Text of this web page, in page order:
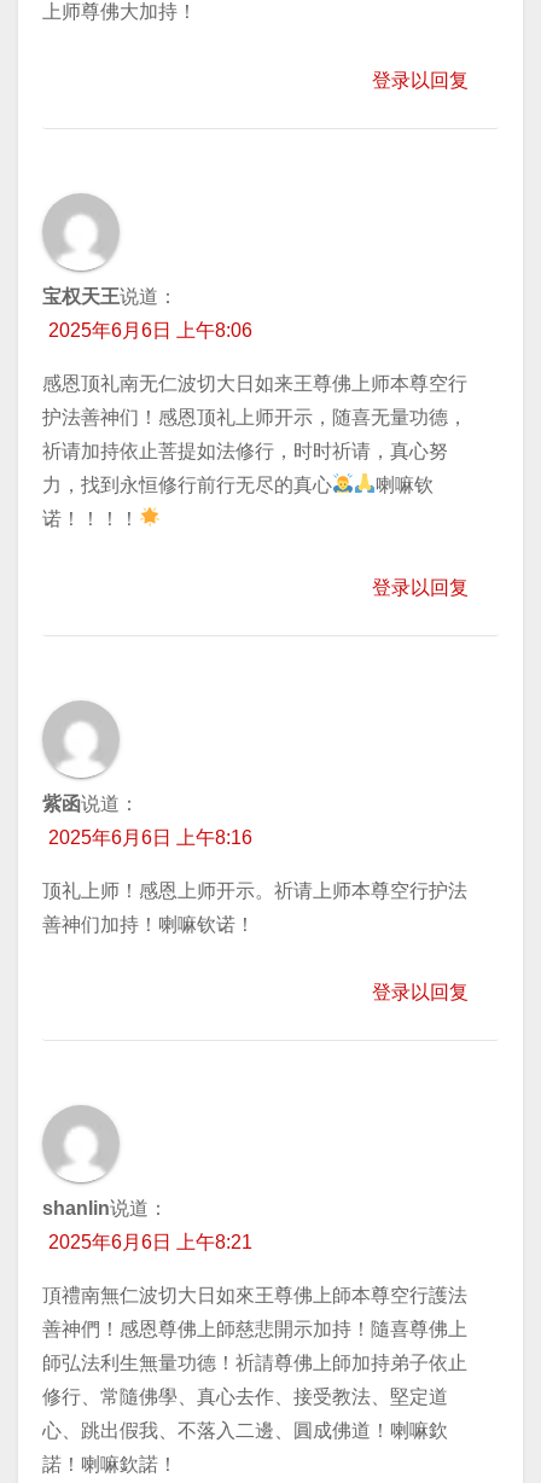
上师尊佛大加持！
登录以回复
宝权天王说道：
2025年6月6日 上午8:06
感恩顶礼南无仁波切大日如来王尊佛上师本尊空行
护法善神们！感恩顶礼上师开示，随喜无量功德，
祈请加持依止菩提如法修行，时时祈请，真心努
力，找到永恒修行前行无尽的真心
喇嘛钦
诺！！！！
登录以回复
紫函说道：
2025年6月6日 上午8:16
顶礼上师！感恩上师开示。祈请上师本尊空行护法
善神们加持！喇嘛钦诺！
登录以回复
shanlin说道：
2025年6月6日 上午8:21
頂禮南無仁波切大日如來王尊佛上師本尊空行護法
善神們！感恩尊佛上師慈悲開示加持！隨喜尊佛上
師弘法利生無量功德！祈請尊佛上師加持弟子依止
修行、常隨佛學、真心去作、接受教法、堅定道
心、跳出假我、不落入二邊、圓成佛道！喇嘛欽
諾！喇嘛欽諾！